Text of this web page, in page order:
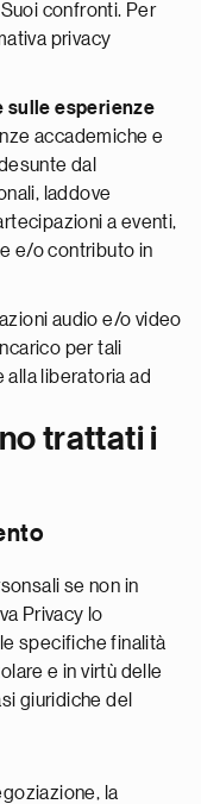
confronti. Per
privacy
sulle esperienze
accademiche e
dal
laddove
a eventi,
e/o contributo in
audio e/o video
per tali
alla liberatoria ad
trattati i
se non in
Privacy lo
specifiche finalità
e in virtù delle
giuridiche del
la